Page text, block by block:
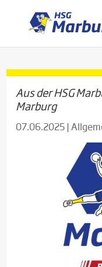
Aus der HSG
Marburg
07.06.2025|